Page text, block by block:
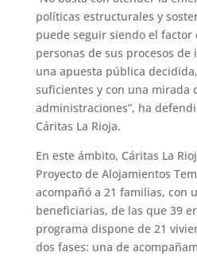
políticas estructurales y
puede seguir siendo el factor
personas de sus procesos de
una apuesta pública
suficientes y con una mirada
administraciones”, ha
Cáritas La Rioja.
En este ámbito, Cáritas La
Proyecto de Alojamientos
acompañó a 21 familias, con
beneficiarias, de las que 39
programa dispone de 21
dos fases: una de